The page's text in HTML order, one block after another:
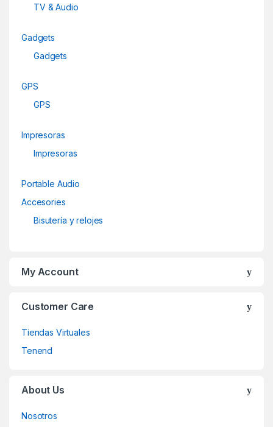
TV & Audio
Gadgets
Gadgets
GPS
GPS
Impresoras
Impresoras
Portable Audio
Accesories
Bisutería y relojes
My Account
Customer Care
Tiendas Virtuales
Tenend
About Us
Nosotros